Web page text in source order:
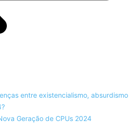
entre existencialismo, absurdismo
Geração de CPUs 2024